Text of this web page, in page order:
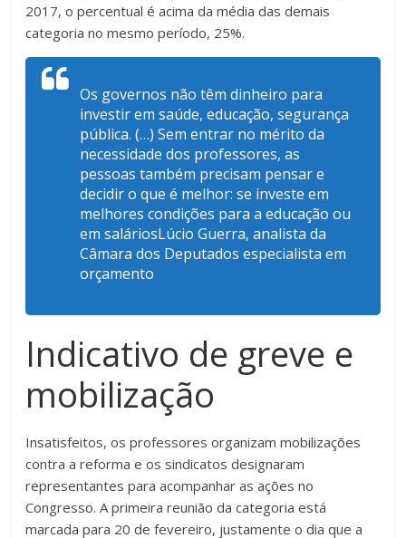
2017, o percentual é acima da média das demais
categoria no mesmo período, 25%.
Os governos não têm dinheiro para
investir em saúde, educação, segurança
pública. (…) Sem entrar no mérito da
necessidade dos professores, as
pessoas também precisam pensar e
decidir o que é melhor: se investe em
melhores condições para a educação ou
em saláriosLúcio Guerra, analista da
Câmara dos Deputados especialista em
orçamento
Indicativo de greve e
mobilização
Insatisfeitos, os professores organizam mobilizações
contra a reforma e os sindicatos designaram
representantes para acompanhar as ações no
Congresso. A primeira reunião da categoria está
marcada para 20 de fevereiro, justamente o dia que a